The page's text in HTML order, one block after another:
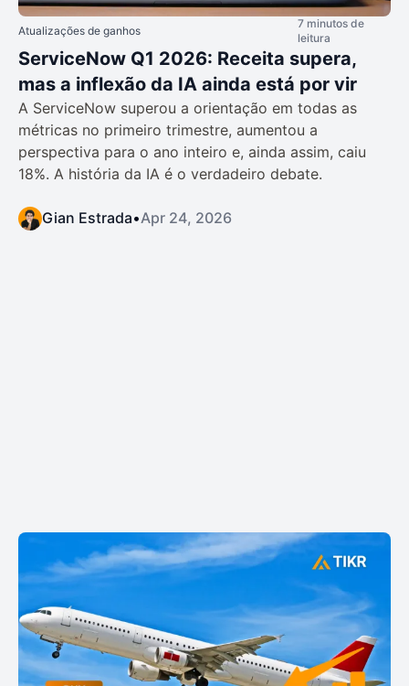
Atualizações de ganhos
7 minutos de
leitura
ServiceNow Q1 2026: Receita supera,
mas a inflexão da IA ainda está por vir
A ServiceNow superou a orientação em todas as
métricas no primeiro trimestre, aumentou a
perspectiva para o ano inteiro e, ainda assim, caiu
18%. A história da IA é o verdadeiro debate.
Gian Estrada•Apr 24, 2026